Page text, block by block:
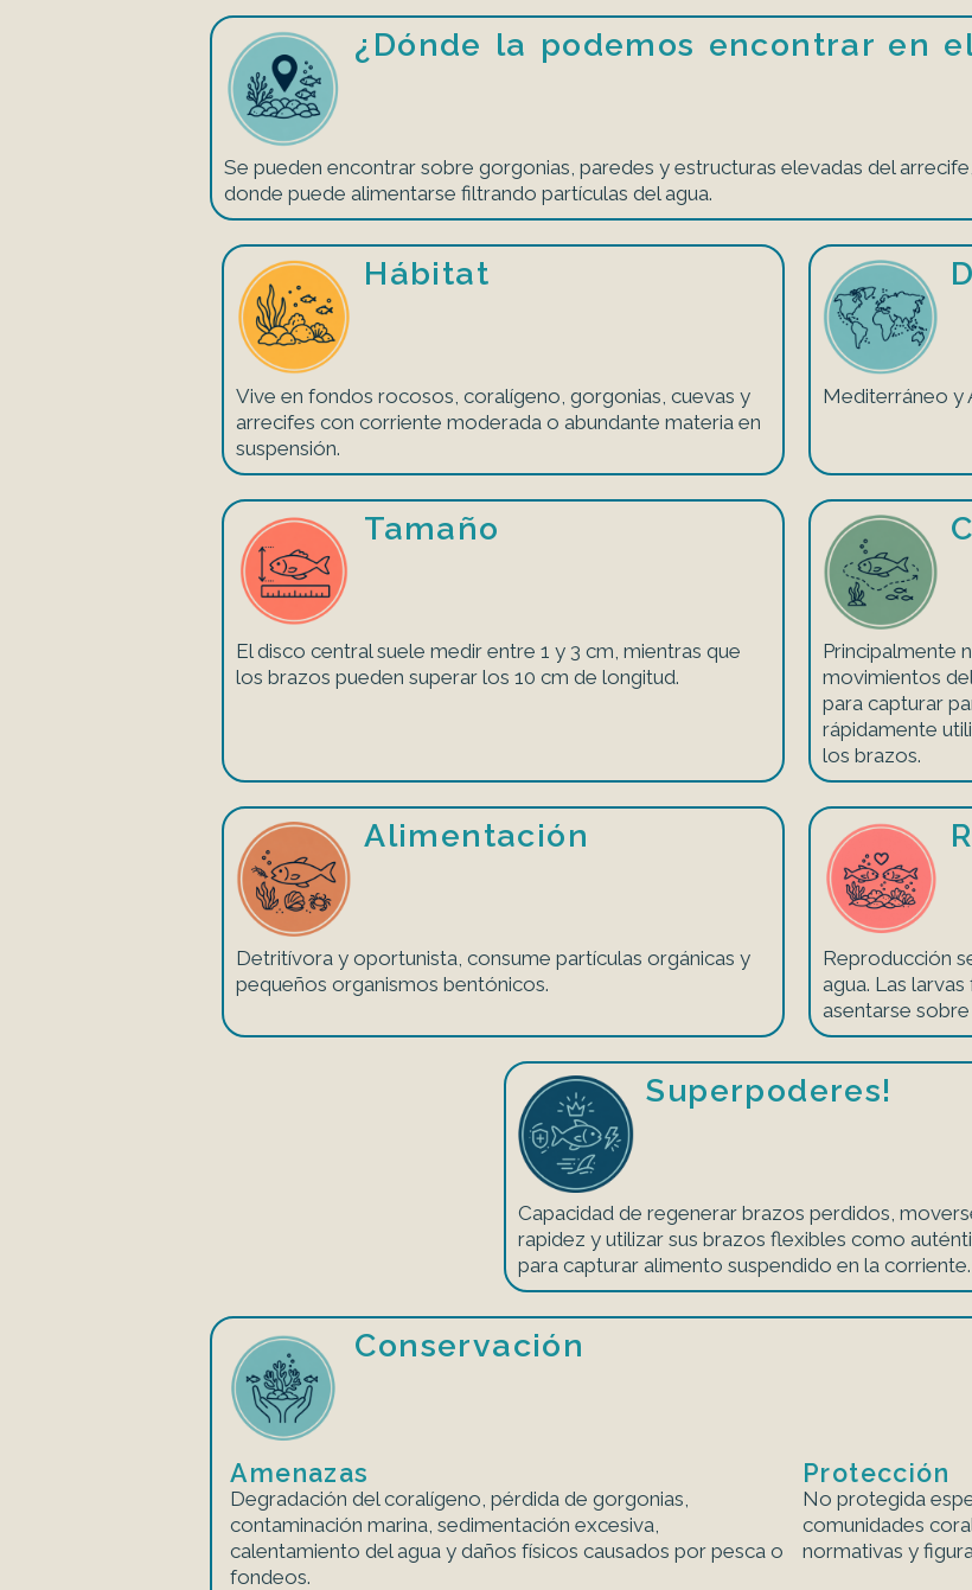
¿Dónde la podemos encontrar en
Se pueden encontrar sobre gorgonias, paredes y estructuras elevadas del
donde puede alimentarse filtrando partículas del agua.
Hábitat
Vive en fondos rocosos, coralígeno, gorgonias, cuevas y
arrecifes con corriente moderada o abundante materia en
suspensión.
Mediterráneo y
Tamaño
El disco central suele medir entre 1 y 3 cm, mientras que
los brazos pueden superar los 10 cm de longitud.
Principalmente
movimientos
para capturar
rápidamente
los brazos.
Alimentación
Detritívora y oportunista, consume partículas orgánicas y
pequeños organismos bentónicos.
Reproducción
agua. Las
asentarse
Superpoderes!
Capacidad de regenerar brazos perdidos,
rapidez y utilizar sus brazos flexibles como
para capturar alimento suspendido en la corriente.
Conservación
Amenazas
Degradación del coralígeno, pérdida de gorgonias,
contaminación marina, sedimentación excesiva,
calentamiento del agua y daños físicos causados por pesca o
fondeos.
Protección
No protegida
comunidades
normativas y